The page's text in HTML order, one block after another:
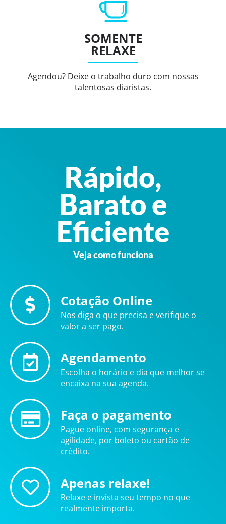
SOMENTE
RELAXE
Agendou? Deixe o trabalho duro com nossas
talentosas diaristas.
Rápido,
Barato e
Eficiente
Veja como funciona
Cotação Online
Nos diga o que precisa e verifique o
valor a ser pago.
Agendamento
Escolha o horário e dia que melhor se
encaixa na sua agenda.
Faça o pagamento
Pague online, com segurança e
agilidade, por boleto ou cartão de
crédito.
Apenas relaxe!
Relaxe e invista seu tempo no que
realmente importa.